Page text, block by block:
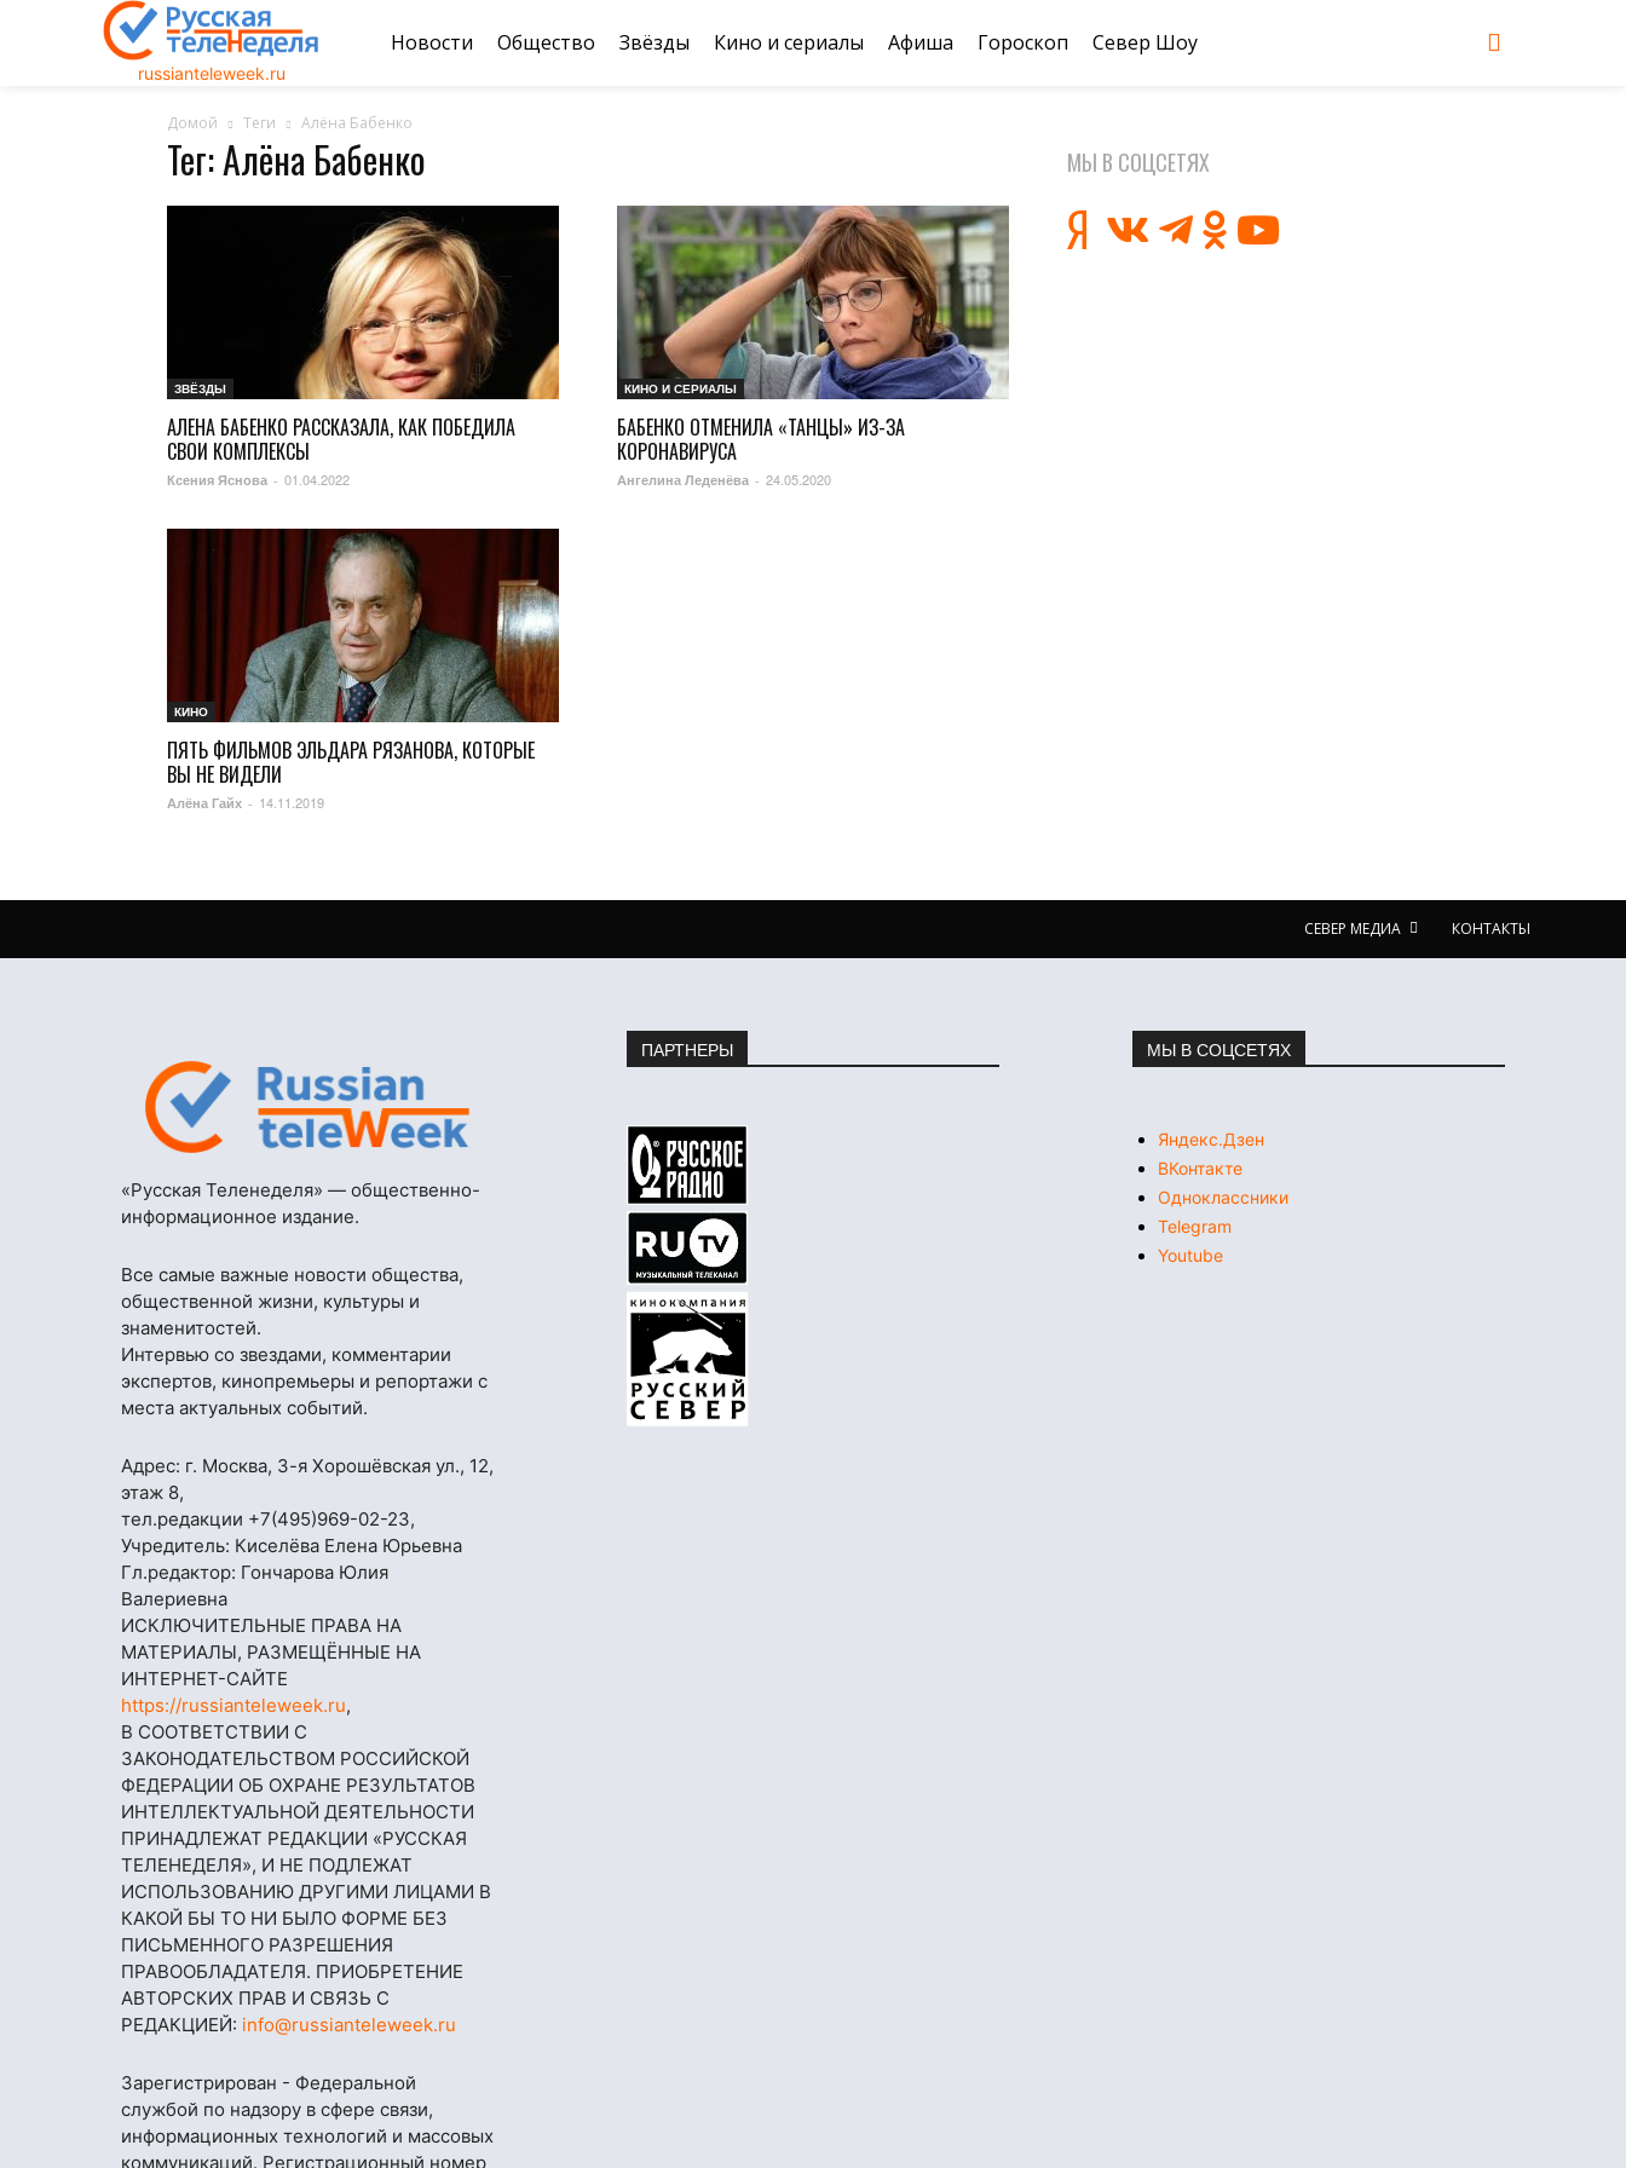
russianteleweek.ru
Новости Общество Звёзды Кино и сериалы Афиша Гороскоп Север Шоу
Домой Теги Алёна Бабенко
Тег: Алёна Бабенко
ЗВЁЗДЫ
АЛЕНА БАБЕНКО РАССКАЗАЛА, КАК ПОБЕДИЛА
СВОИ КОМПЛЕКСЫ
Ксения Яснова - 01.04.2022
КИНО И СЕРИАЛЫ
БАБЕНКО ОТМЕНИЛА «ТАНЦЫ» ИЗ-ЗА
КОРОНАВИРУСА
Ангелина Леденёва - 24.05.2020
КИНО
ПЯТЬ ФИЛЬМОВ ЭЛЬДАРА РЯЗАНОВА, КОТОРЫЕ
ВЫ НЕ ВИДЕЛИ
Алёна Гайх - 14.11.2019
МЫ В СОЦСЕТЯХ
СЕВЕР МЕДИА КОНТАКТЫ
«Русская Теленеделя» — общественно-
информационное издание.
Все самые важные новости общества,
общественной жизни, культуры и
знаменитостей.
Интервью со звездами, комментарии
экспертов, кинопремьеры и репортажи с
места актуальных событий.
Адрес: г. Москва, 3-я Хорошёвская ул., 12,
этаж 8,
тел.редакции +7(495)969-02-23,
Учредитель: Киселёва Елена Юрьевна
Гл.редактор: Гончарова Юлия
Валериевна
ИСКЛЮЧИТЕЛЬНЫЕ ПРАВА НА
МАТЕРИАЛЫ, РАЗМЕЩЁННЫЕ НА
ИНТЕРНЕТ-САЙТЕ
https://russianteleweek.ru,
В СООТВЕТСТВИИ С
ЗАКОНОДАТЕЛЬСТВОМ РОССИЙСКОЙ
ФЕДЕРАЦИИ ОБ ОХРАНЕ РЕЗУЛЬТАТОВ
ИНТЕЛЛЕКТУАЛЬНОЙ ДЕЯТЕЛЬНОСТИ
ПРИНАДЛЕЖАТ РЕДАКЦИИ «РУССКАЯ
ТЕЛЕНЕДЕЛЯ», И НЕ ПОДЛЕЖАТ
ИСПОЛЬЗОВАНИЮ ДРУГИМИ ЛИЦАМИ В
КАКОЙ БЫ ТО НИ БЫЛО ФОРМЕ БЕЗ
ПИСЬМЕННОГО РАЗРЕШЕНИЯ
ПРАВООБЛАДАТЕЛЯ. ПРИОБРЕТЕНИЕ
АВТОРСКИХ ПРАВ И СВЯЗЬ С
РЕДАКЦИЕЙ: info@russianteleweek.ru
Зарегистрирован - Федеральной
службой по надзору в сфере связи,
информационных технологий и массовых
коммуникаций. Регистрационный номер
ПАРТНЕРЫ МЫ В СОЦСЕТЯХ
Яндекс.Дзен
ВКонтакте
Одноклассники
Telegram
Youtube